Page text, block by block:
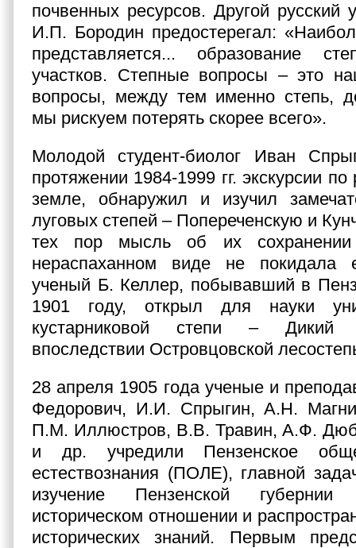
почвенных ресурсов. Другой русский
И.П. Бородин предостерегал:
представляется... образование
участков. Степные вопросы – это
вопросы, между тем именно степь,
мы рискуем потерять скорее всего».
Молодой студент-биолог Иван
протяжении 1984-1999 гг. экскурсии
земле, обнаружил и изучил
луговых степей – Попереченскую и
тех пор мысль об их сохранении
нераспаханном виде не покидала
ученый Б. Келлер, побывавший в
1901 году, открыл для науки
кустарниковой степи – Дикий
впоследствии Островцовской
28 апреля 1905 года ученые и
Федорович, И.И. Спрыгин, А.Н.
П.М. Иллюстров, В.В. Травин, А.Ф.
и др. учредили Пензенское
естествознания (ПОЛЕ), главной
изучение Пензенской
историческом отношении и
исторических знаний. Первым